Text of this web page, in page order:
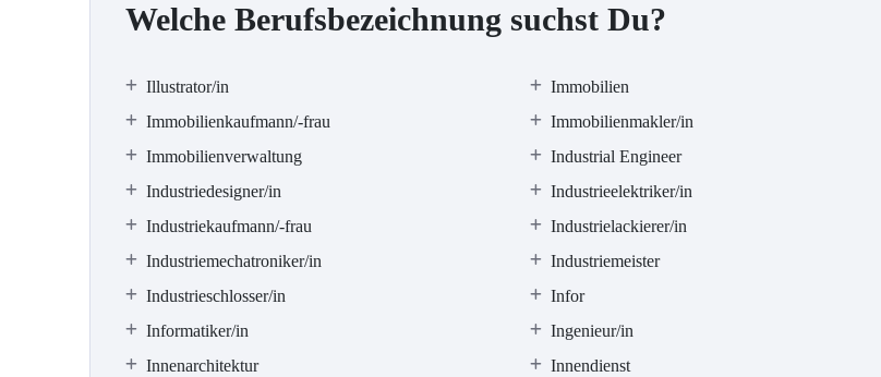
Welche Berufsbezeichnung suchst Du?
Illustrator/in Immobilien
Immobilienkaufmann/-frau
Immobilienmakler/in
Immobilienverwaltung
Industrial Engineer
Industriedesigner/in
Industrieelektriker/in
Industriekaufmann/-frau
Industrielackierer/in
Industriemechatroniker/in
Industriemeister
Industrieschlosser/in
Infor
Informatiker/in
Ingenieur/in
Innenarchitektur
Innendienst